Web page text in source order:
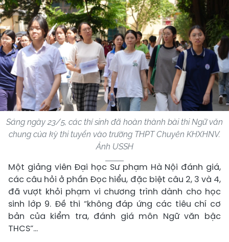
Sáng ngày 23/5, các thí sinh đã hoàn thành bài thi Ngữ văn
chung của kỳ thi tuyển vào trường THPT Chuyên KHXHNV.
Ảnh USSH
Một giảng viên Đại học Sư phạm Hà Nội đánh giá,
các câu hỏi ở phần Đọc hiểu, đặc biệt câu 2, 3 và 4,
đã vượt khỏi phạm vi chương trình dành cho học
sinh lớp 9. Đề thi “không đáp ứng các tiêu chí cơ
bản của kiểm tra, đánh giá môn Ngữ văn bậc
THCS”...